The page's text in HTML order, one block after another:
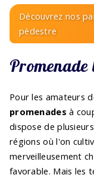
Découvrez nos
pédestre
Pour les amateurs
promenades à
dispose de plusieurs
régions où l'on
merveilleusement
favorable. Mais les